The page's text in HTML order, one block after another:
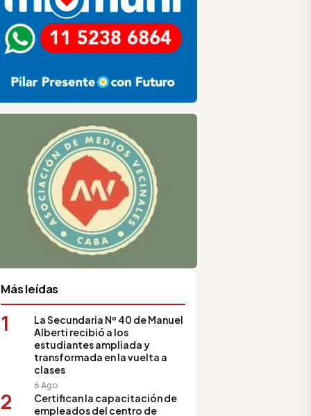
HCD
de Medios Vecinales
Más leídas
1
La Secundaria Nº 40 de Manuel
Alberti recibió a los
estudiantes ampliada y
transformada en la vuelta a
clases
6 Ago
2
Certifican la capacitación de
empleados del centro de